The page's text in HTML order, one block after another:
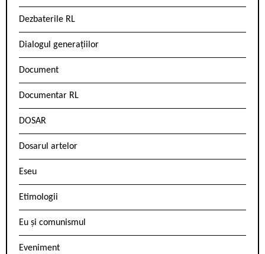
Dezbaterile RL
Dialogul generațiilor
Document
Documentar RL
DOSAR
Dosarul artelor
Eseu
Etimologii
Eu și comunismul
Eveniment